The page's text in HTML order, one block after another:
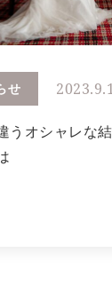
せ
うオシャレな